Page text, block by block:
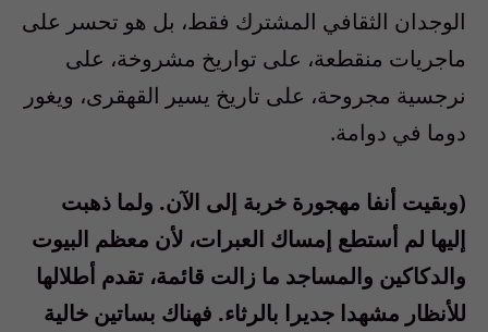
الوجدان الثقافي المشترك فقط، بل هو تحسر على
ماجريات منقطعة، على تواريخ مشروخة، على
نرجسية مجروحة، على تاريخ يسير القهقرى، ويغور
دوما في دوامة.
(وبقيت أنفا مهجورة خربة إلى الآن. ولما ذهبت
إليها لم أستطع إمساك العبرات، لأن معظم البيوت
والدكاكين والمساجد ما زالت قائمة، تقدم أطلالها
للأنظار مشهدا جديرا بالرثاء. فهناك بساتين خالية